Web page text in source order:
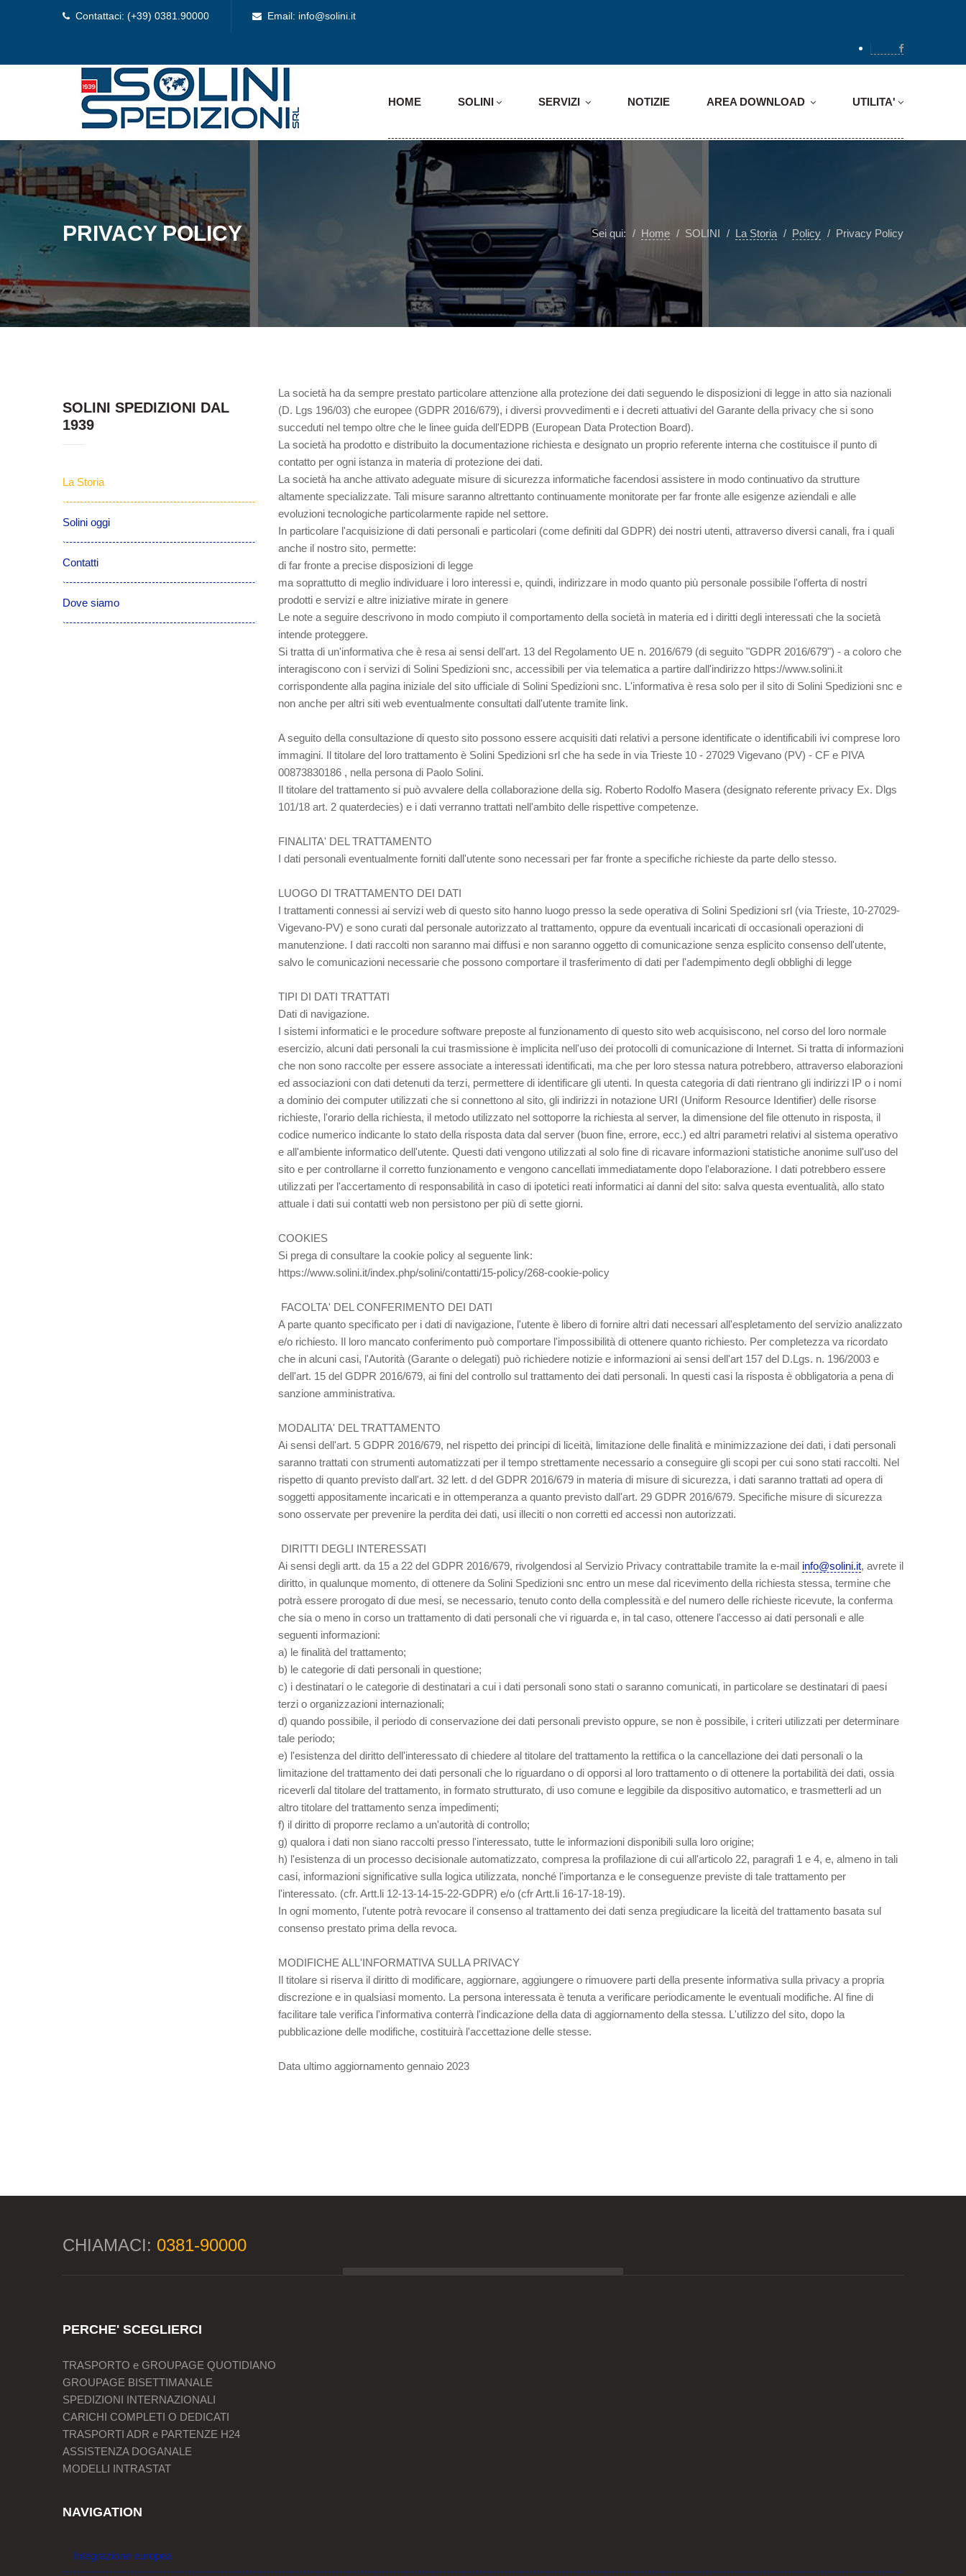
Contattaci: (+39) 0381.90000 Email: info@solini.it
HOME SOLINI SERVIZI NOTIZIE AREA DOWNLOAD UTILITA'
PRIVACY POLICY Sei qui: Home SOLINI La Storia Policy Privacy Policy
SOLINI SPEDIZIONI DAL
1939
La Storia
Solini oggi
Contatti
Dove siamo
La società ha da sempre prestato particolare attenzione alla protezione dei dati seguendo le disposizioni di legge in atto sia nazionali
(D. Lgs 196/03) che europee (GDPR 2016/679), i diversi provvedimenti e i decreti attuativi del Garante della privacy che si sono
succeduti nel tempo oltre che le linee guida dell'EDPB (European Data Protection Board).
La società ha prodotto e distribuito la documentazione richiesta e designato un proprio referente interna che costituisce il punto di
contatto per ogni istanza in materia di protezione dei dati.
La società ha anche attivato adeguate misure di sicurezza informatiche facendosi assistere in modo continuativo da strutture
altamente specializzate. Tali misure saranno altrettanto continuamente monitorate per far fronte alle esigenze aziendali e alle
evoluzioni tecnologiche particolarmente rapide nel settore.
In particolare l'acquisizione di dati personali e particolari (come definiti dal GDPR) dei nostri utenti, attraverso diversi canali, fra i quali
anche il nostro sito, permette:
di far fronte a precise disposizioni di legge
ma soprattutto di meglio individuare i loro interessi e, quindi, indirizzare in modo quanto più personale possibile l'offerta di nostri
prodotti e servizi e altre iniziative mirate in genere
Le note a seguire descrivono in modo compiuto il comportamento della società in materia ed i diritti degli interessati che la società
intende proteggere.
Si tratta di un'informativa che è resa ai sensi dell'art. 13 del Regolamento UE n. 2016/679 (di seguito "GDPR 2016/679") - a coloro che
interagiscono con i servizi di Solini Spedizioni snc, accessibili per via telematica a partire dall'indirizzo https://www.solini.it
corrispondente alla pagina iniziale del sito ufficiale di Solini Spedizioni snc. L'informativa è resa solo per il sito di Solini Spedizioni snc e
non anche per altri siti web eventualmente consultati dall'utente tramite link.
A seguito della consultazione di questo sito possono essere acquisiti dati relativi a persone identificate o identificabili ivi comprese loro
immagini. Il titolare del loro trattamento è Solini Spedizioni srl che ha sede in via Trieste 10 - 27029 Vigevano (PV) - CF e PIVA
00873830186 , nella persona di Paolo Solini.
Il titolare del trattamento si può avvalere della collaborazione della sig. Roberto Rodolfo Masera (designato referente privacy Ex. Dlgs
101/18 art. 2 quaterdecies) e i dati verranno trattati nell'ambito delle rispettive competenze.
FINALITA' DEL TRATTAMENTO
I dati personali eventualmente forniti dall'utente sono necessari per far fronte a specifiche richieste da parte dello stesso.
LUOGO DI TRATTAMENTO DEI DATI
I trattamenti connessi ai servizi web di questo sito hanno luogo presso la sede operativa di Solini Spedizioni srl (via Trieste, 10-27029-
Vigevano-PV) e sono curati dal personale autorizzato al trattamento, oppure da eventuali incaricati di occasionali operazioni di
manutenzione. I dati raccolti non saranno mai diffusi e non saranno oggetto di comunicazione senza esplicito consenso dell'utente,
salvo le comunicazioni necessarie che possono comportare il trasferimento di dati per l'adempimento degli obblighi di legge
TIPI DI DATI TRATTATI
Dati di navigazione.
I sistemi informatici e le procedure software preposte al funzionamento di questo sito web acquisiscono, nel corso del loro normale
esercizio, alcuni dati personali la cui trasmissione è implicita nell'uso dei protocolli di comunicazione di Internet. Si tratta di informazioni
che non sono raccolte per essere associate a interessati identificati, ma che per loro stessa natura potrebbero, attraverso elaborazioni
ed associazioni con dati detenuti da terzi, permettere di identificare gli utenti. In questa categoria di dati rientrano gli indirizzi IP o i nomi
a dominio dei computer utilizzati che si connettono al sito, gli indirizzi in notazione URI (Uniform Resource Identifier) delle risorse
richieste, l'orario della richiesta, il metodo utilizzato nel sottoporre la richiesta al server, la dimensione del file ottenuto in risposta, il
codice numerico indicante lo stato della risposta data dal server (buon fine, errore, ecc.) ed altri parametri relativi al sistema operativo
e all'ambiente informatico dell'utente. Questi dati vengono utilizzati al solo fine di ricavare informazioni statistiche anonime sull'uso del
sito e per controllarne il corretto funzionamento e vengono cancellati immediatamente dopo l'elaborazione. I dati potrebbero essere
utilizzati per l'accertamento di responsabilità in caso di ipotetici reati informatici ai danni del sito: salva questa eventualità, allo stato
attuale i dati sui contatti web non persistono per più di sette giorni.
COOKIES
Si prega di consultare la cookie policy al seguente link:
https://www.solini.it/index.php/solini/contatti/15-policy/268-cookie-policy
FACOLTA' DEL CONFERIMENTO DEI DATI
A parte quanto specificato per i dati di navigazione, l'utente è libero di fornire altri dati necessari all'espletamento del servizio analizzato
e/o richiesto. Il loro mancato conferimento può comportare l'impossibilità di ottenere quanto richiesto. Per completezza va ricordato
che in alcuni casi, l'Autorità (Garante o delegati) può richiedere notizie e informazioni ai sensi dell'art 157 del D.Lgs. n. 196/2003 e
dell'art. 15 del GDPR 2016/679, ai fini del controllo sul trattamento dei dati personali. In questi casi la risposta è obbligatoria a pena di
sanzione amministrativa.
MODALITA' DEL TRATTAMENTO
Ai sensi dell'art. 5 GDPR 2016/679, nel rispetto dei principi di liceità, limitazione delle finalità e minimizzazione dei dati, i dati personali
saranno trattati con strumenti automatizzati per il tempo strettamente necessario a conseguire gli scopi per cui sono stati raccolti. Nel
rispetto di quanto previsto dall'art. 32 lett. d del GDPR 2016/679 in materia di misure di sicurezza, i dati saranno trattati ad opera di
soggetti appositamente incaricati e in ottemperanza a quanto previsto dall'art. 29 GDPR 2016/679. Specifiche misure di sicurezza
sono osservate per prevenire la perdita dei dati, usi illeciti o non corretti ed accessi non autorizzati.
DIRITTI DEGLI INTERESSATI
Ai sensi degli artt. da 15 a 22 del GDPR 2016/679, rivolgendosi al Servizio Privacy contrattabile tramite la e-mail info@solini.it, avrete il
diritto, in qualunque momento, di ottenere da Solini Spedizioni snc entro un mese dal ricevimento della richiesta stessa, termine che
potrà essere prorogato di due mesi, se necessario, tenuto conto della complessità e del numero delle richieste ricevute, la conferma
che sia o meno in corso un trattamento di dati personali che vi riguarda e, in tal caso, ottenere l'accesso ai dati personali e alle
seguenti informazioni:
a) le finalità del trattamento;
b) le categorie di dati personali in questione;
c) i destinatari o le categorie di destinatari a cui i dati personali sono stati o saranno comunicati, in particolare se destinatari di paesi
terzi o organizzazioni internazionali;
d) quando possibile, il periodo di conservazione dei dati personali previsto oppure, se non è possibile, i criteri utilizzati per determinare
tale periodo;
e) l'esistenza del diritto dell'interessato di chiedere al titolare del trattamento la rettifica o la cancellazione dei dati personali o la
limitazione del trattamento dei dati personali che lo riguardano o di opporsi al loro trattamento o di ottenere la portabilità dei dati, ossia
riceverli dal titolare del trattamento, in formato strutturato, di uso comune e leggibile da dispositivo automatico, e trasmetterli ad un
altro titolare del trattamento senza impedimenti;
f) il diritto di proporre reclamo a un'autorità di controllo;
g) qualora i dati non siano raccolti presso l'interessato, tutte le informazioni disponibili sulla loro origine;
h) l'esistenza di un processo decisionale automatizzato, compresa la profilazione di cui all'articolo 22, paragrafi 1 e 4, e, almeno in tali
casi, informazioni significative sulla logica utilizzata, nonché l'importanza e le conseguenze previste di tale trattamento per
l'interessato. (cfr. Artt.li 12-13-14-15-22-GDPR) e/o (cfr Artt.li 16-17-18-19).
In ogni momento, l'utente potrà revocare il consenso al trattamento dei dati senza pregiudicare la liceità del trattamento basata sul
consenso prestato prima della revoca.
MODIFICHE ALL'INFORMATIVA SULLA PRIVACY
Il titolare si riserva il diritto di modificare, aggiornare, aggiungere o rimuovere parti della presente informativa sulla privacy a propria
discrezione e in qualsiasi momento. La persona interessata è tenuta a verificare periodicamente le eventuali modifiche. Al fine di
facilitare tale verifica l'informativa conterrà l'indicazione della data di aggiornamento della stessa. L'utilizzo del sito, dopo la
pubblicazione delle modifiche, costituirà l'accettazione delle stesse.
Data ultimo aggiornamento gennaio 2023
CHIAMACI: 0381-90000
PERCHE' SCEGLIERCI
TRASPORTO e GROUPAGE QUOTIDIANO
GROUPAGE BISETTIMANALE
SPEDIZIONI INTERNAZIONALI
CARICHI COMPLETI O DEDICATI
TRASPORTI ADR e PARTENZE H24
ASSISTENZA DOGANALE
MODELLI INTRASTAT
NAVIGATION
Integrazione europea